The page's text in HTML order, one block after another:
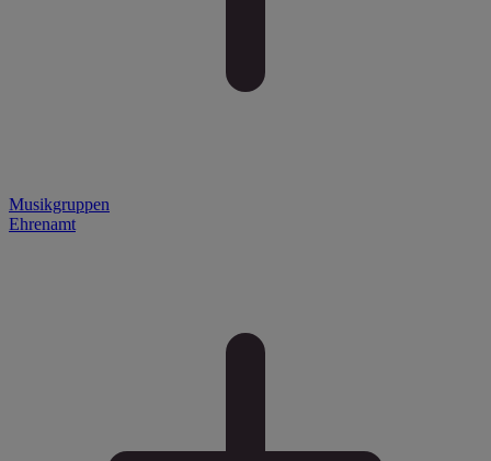
Musikgruppen
Ehrenamt